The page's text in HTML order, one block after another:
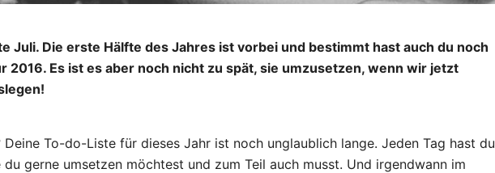
Juli. Die erste Hälfte des Jahres ist vorbei und bestimmt hast auch du noch
2016. Es ist es aber noch nicht zu spät, sie umzusetzen, wenn wir jetzt
Deine To-do-Liste für dieses Jahr ist noch unglaublich lange. Jeden Tag hast du
du gerne umsetzen möchtest und zum Teil auch musst. Und irgendwann im